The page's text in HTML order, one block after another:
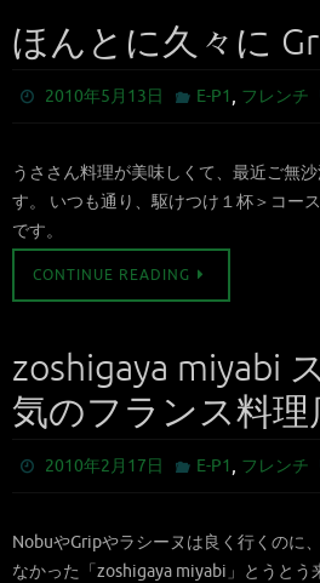
ほんとに久々に
2010年5月13日 E-P1 , フレンチ
うささん料理が美味しくて、最近ご無
す。 いつも通り、駆けつけ１杯＞コー
です。
CONTINUE READING
zoshigaya miyabi
気のフランス料理
2010年2月17日 E-P1 , フレンチ
NobuやGripやラシーヌは良く行くのに
なかった「zoshigaya miyabi」とうとう